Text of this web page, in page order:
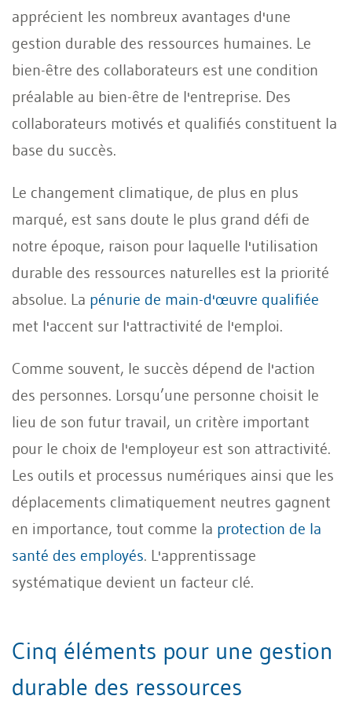
apprécient les nombreux avantages d'une
gestion durable des ressources humaines. Le
bien-être des collaborateurs est une condition
préalable au bien-être de l'entreprise. Des
collaborateurs motivés et qualifiés constituent la
base du succès.
Le changement climatique, de plus en plus
marqué, est sans doute le plus grand défi de
notre époque, raison pour laquelle l'utilisation
durable des ressources naturelles est la priorité
absolue. La pénurie de main-d'œuvre qualifiée
met l'accent sur l'attractivité de l'emploi.
Comme souvent, le succès dépend de l'action
des personnes. Lorsqu’une personne choisit le
lieu de son futur travail, un critère important
pour le choix de l'employeur est son attractivité.
Les outils et processus numériques ainsi que les
déplacements climatiquement neutres gagnent
en importance, tout comme la protection de la
santé des employés. L'apprentissage
systématique devient un facteur clé.
Cinq éléments pour une gestion
durable des ressources